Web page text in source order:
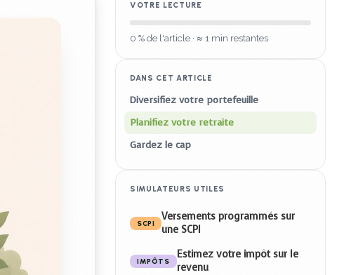
VOTRE LECTURE
0 % de l'article · ≈ 1 min restantes
DANS CET ARTICLE
Diversifiez votre portefeuille
Planifiez votre retraite
Gardez le cap
SIMULATEURS UTILES
SCPI
Versements programmés sur
une SCPI
IMPÔTS
Estimez votre impôt sur le
revenu